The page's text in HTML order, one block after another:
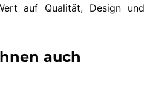
auf Qualität, Design und
auch